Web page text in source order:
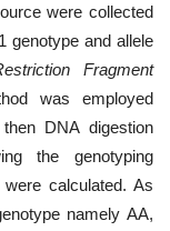
were collected
genotype and allele
Fragment
was employed
DNA digestion
the genotyping
calculated. As
namely AA,